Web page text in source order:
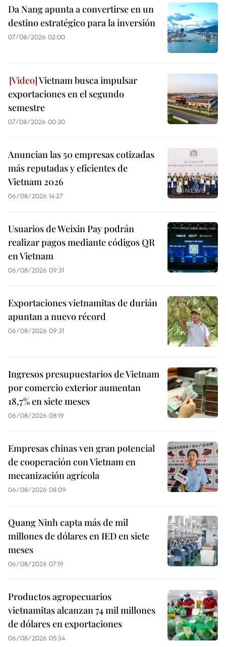
Da Nang apunta a convertirse en un
destino estratégico para la inversión
07/08/2026 02:00
Vietnam busca impulsar
exportaciones en el segundo
semestre
07/08/2026 00:30
Anuncian las 50 empresas cotizadas
más reputadas y eficientes de
Vietnam 2026
06/08/2026 14:27
Usuarios de Weixin Pay podrán
realizar pagos mediante códigos QR
en Vietnam
06/08/2026 09:31
Exportaciones vietnamitas de durián
apuntan a nuevo récord
06/08/2026 09:31
Ingresos presupuestarios de Vietnam
por comercio exterior aumentan
18,7% en siete meses
06/08/2026 08:19
Empresas chinas ven gran potencial
de cooperación con Vietnam en
mecanización agrícola
06/08/2026 08:09
Quang Ninh capta más de mil
millones de dólares en IED en siete
meses
06/08/2026 07:19
Productos agropecuarios
vietnamitas alcanzan 74 mil millones
de dólares en exportaciones
06/08/2026 05:34